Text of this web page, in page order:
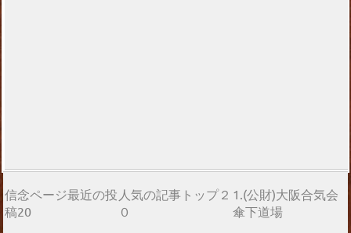
信念ページ最近の投
稿20
人気の記事トップ２
０
1.(公財)大阪合気会
傘下道場